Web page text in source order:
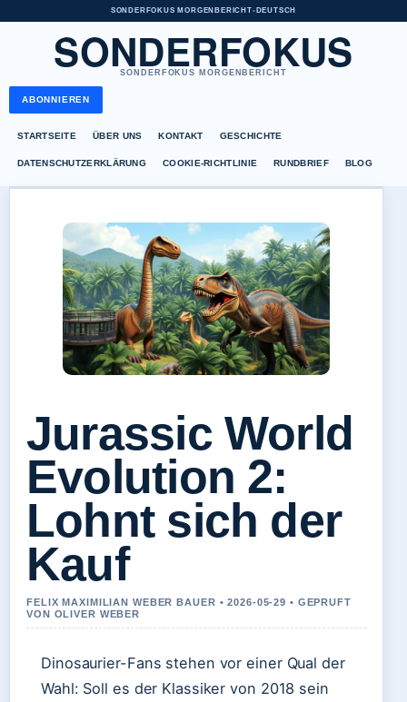
SONDERFOKUS MORGENBERICHT• DEUTSCH
SONDERFOKUS
SONDERFOKUS MORGENBERICHT
ABONNIEREN
STARTSEITE ÜBER UNS KONTAKT GESCHICHTE
DATENSCHUTZERKLÄRUNG COOKIE-RICHTLINIE RUNDBRIEF BLOG
Jurassic World
Evolution 2:
Lohnt sich der
Kauf
FELIX MAXIMILIAN WEBER BAUER • 2026-05-29 • GEPRUFT
VON OLIVER WEBER
Dinosaurier-Fans stehen vor einer Qual der
Wahl: Soll es der Klassiker von 2018 sein